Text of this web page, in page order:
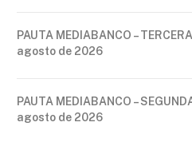
PAUTA MEDIABANCO –
agosto de 2026
PAUTA MEDIABANCO –
agosto de 2026